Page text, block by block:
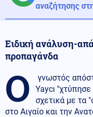
αναζήτησης
Ειδική ανάλυση-
προπαγάνδα
Ο
γνωστός
Yaycı
σχετικά με τα
στο Αιγαίο και την